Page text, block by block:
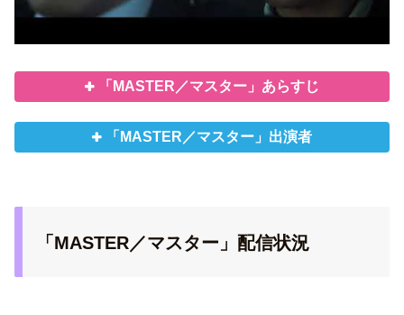
「MASTER／マスター」あらすじ
「MASTER／マスター」出演者
「MASTER／マスター」配信状況